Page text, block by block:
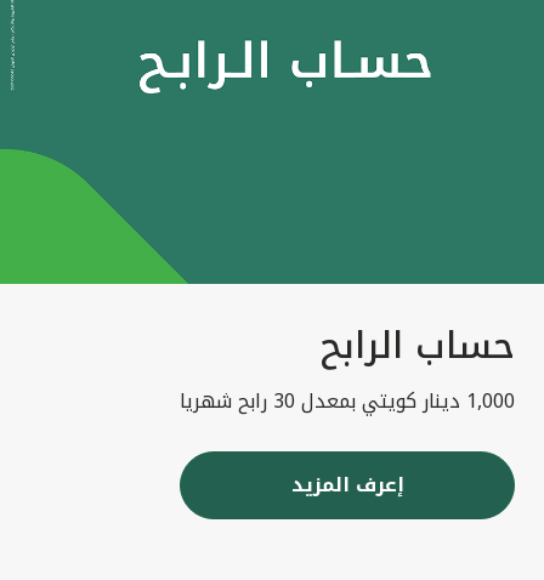
حساب الرابح
1,000 دينار كويتي بمعدل 30 رابح شهريا
إعرف المزيد